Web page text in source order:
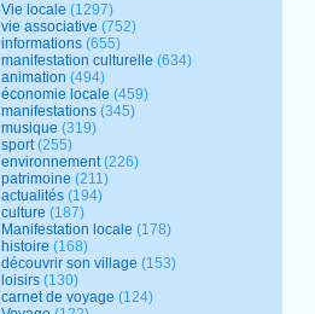
Vie locale (1297)
vie associative (752)
informations (655)
manifestation culturelle (634)
animation (494)
économie locale (459)
manifestations (345)
musique (319)
sport(255)
environnement(226)
patrimoine (211)
actualités (194)
culture (187)
Manifestation locale (178)
histoire (168)
découvrir son village (153)
loisirs (130)
carnet de voyage (124)